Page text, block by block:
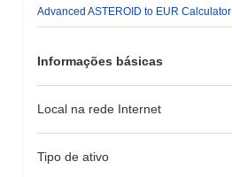
Advanced ASTEROID to EUR Calculator
Informações básicas
Local na rede Internet
Tipo de ativo